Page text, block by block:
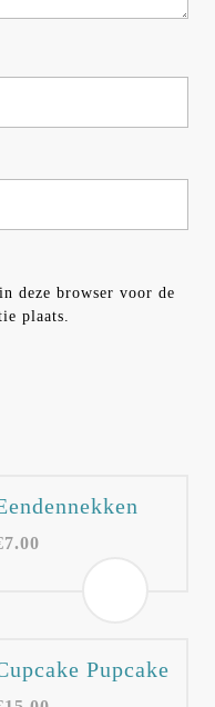
deze browser voor de
plaats.
7.00
Pupcake